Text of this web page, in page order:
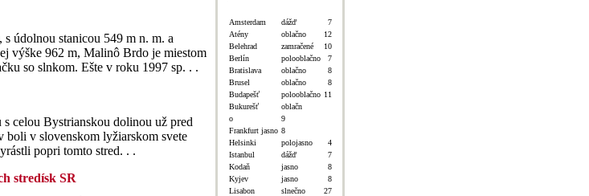
údolnou stanicou 549 m n. m. a
výške 962 m, Malinô Brdo je miestom
so slnkom. Ešte v roku 1997 sp. . .
celou Bystrianskou dolinou už pred
boli v slovenskom lyžiarskom svete
popri tomto stred. . .
stredísk SR
Amsterdam dážď
7
Atény
oblačno
12
Belehrad
zamračené
10
Berlín
polooblačno
7
Bratislava
oblačno
8
Brusel
oblačno
8
Budapešť
polooblačno 11
Bukurešť
oblačn
o
9
Frankfurt jasno 8
Helsinki
polojasno
4
Istanbul
dážď
7
Kodaň
jasno
8
Kyjev
jasno
8
Lisabon
slnečno
27